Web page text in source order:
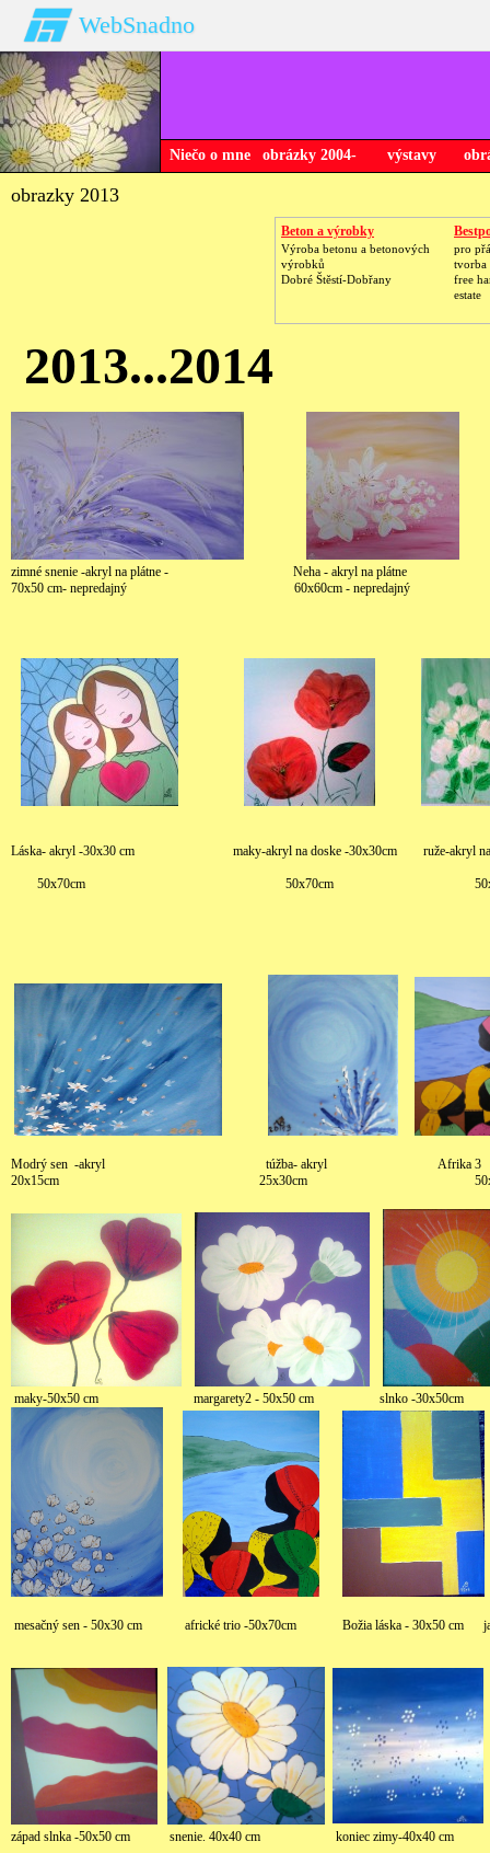
WebSnadno
Niečo o mne
obrázky 2004-
výstavy
obrazky 2013
Beton a výrobky
Výroba betonu a betonových
výrobků
Dobré Štěstí-Dobřany
pro
tvorba
free
estate
2013...2014
zimné snenie -akryl na plátne - Neha - akryl na plátne
70x50 cm- nepredajný 60x60cm - nepredajný
Láska- akryl -30x30 cm maky-akryl na doske -
50x70cm 50x70cm
Modrý sen -akryl túžba- akryl Afrika 3
20x15cm 25x30cm 50x70cm
maky-50x50 cm margarety2 - 50x50 cm slnko -30x50cm
mesačný sen - 50x30 cm africké trio -50x70cm Božia láska -
západ slnka -50x50 cm snenie. 40x40 cm koniec zimy-40x40 cm